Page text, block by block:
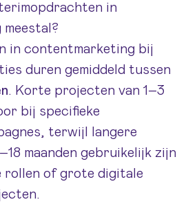
in
in contentmarketing bij
duren gemiddeld tussen
. Korte projecten van 1–3
bij specifieke
terwijl langere
maanden gebruikelijk zijn
of grote digitale